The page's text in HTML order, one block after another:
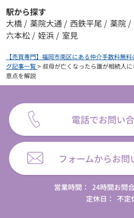
駅から探す
大橋 / 薬院大通 / 西鉄平尾 / 薬院 /
六本松 / 姪浜 / 室見
【売買専門】福岡市南区にある仲介手数料無
グ記事一覧>叔母が亡くなったら誰が相続人
意点を解説
電話でお問い
フォームからお問
営業時間：
24時間お問
定休日：
不定